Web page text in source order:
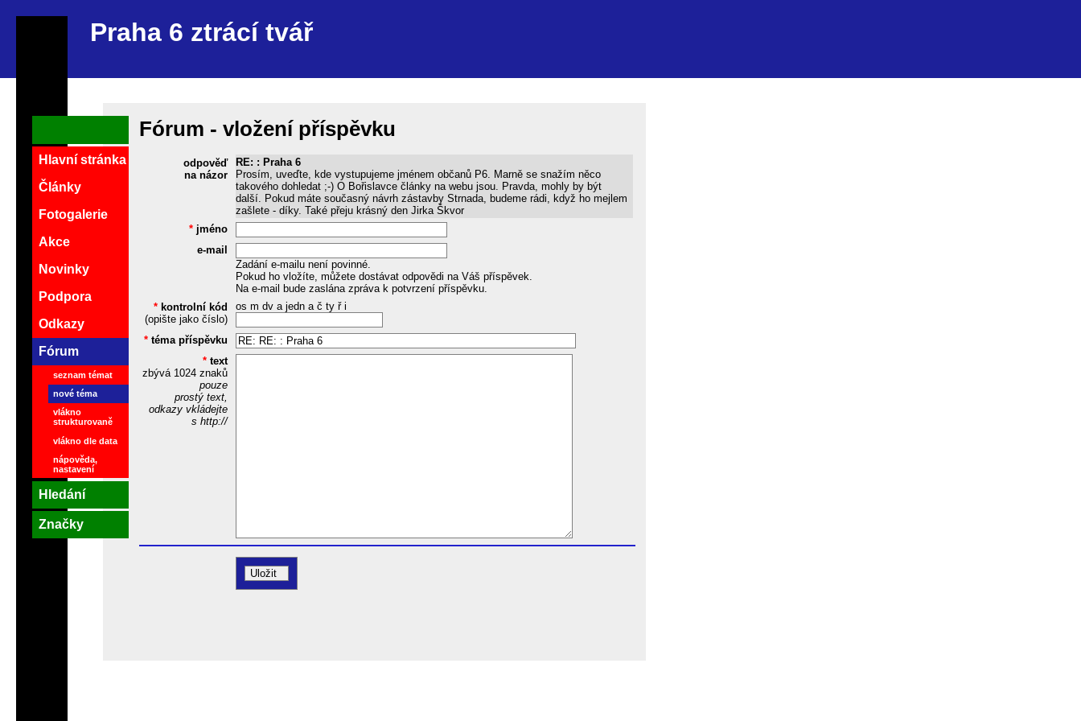
Praha 6 ztrácí tvář
Fórum - vložení příspěvku
odpověď
na názor
RE: : Praha 6
Prosím, uveďte, kde vystupujeme jménem občanů P6. Marně se snažím něco
takového dohledat ;-) O Bořislavce články na webu jsou. Pravda, mohly by být
další. Pokud máte současný návrh zástavby Strnada, budeme rádi, když ho mejlem
zašlete - díky. Také přeju krásný den Jirka Škvor
* jméno
e-mail
Zadání e-mailu není povinné.
Pokud ho vložíte, můžete dostávat odpovědi na Váš příspěvek.
Na e-mail bude zaslána zpráva k potvrzení příspěvku.
* kontrolní kód
(opište jako číslo)
os m dv a jedn a č ty ř i
* téma příspěvku
* text
zbývá 1024znaků
pouze
prostý text,
odkazy vkládejte
s http://
Hlavní stránka
Články
Fotogalerie
Akce
Novinky
Podpora
Odkazy
Fórum
seznam témat
nové téma
vlákno
strukturovaně
vlákno dle data
nápověda,
nastavení
Hledání
Značky